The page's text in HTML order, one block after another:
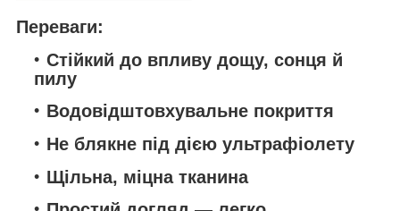
Переваги:
Стійкий до впливу дощу, сонця й
пилу
Водовідштовхувальне покриття
Не блякне під дією ультрафіолету
Щільна, міцна тканина